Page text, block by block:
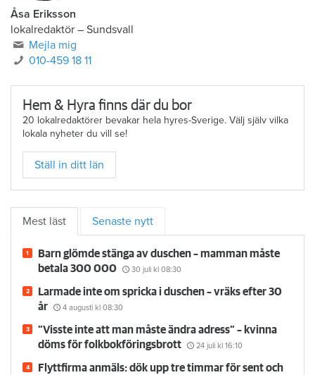
Åsa Eriksson
lokalredaktör – Sundsvall
Mejla mig
010-459 18 11
Hem & Hyra finns där du bor
20 lokalredaktörer bevakar hela hyres-Sverige. Välj själv vilka
lokala nyheter du vill se!
Ställ in ditt län
Mest läst Senaste nytt
Barn glömde stänga av duschen – mamman måste
betala 300 000
30 juli kl 08:30
Larmade inte om spricka i duschen – vräks efter 30
år
4 augusti kl 08:30
”Visste inte att man måste ändra adress” – kvinna
döms för folkbokföringsbrott
24 juli kl 16:10
Flyttfirma anmäls: dök upp tre timmar för sent och